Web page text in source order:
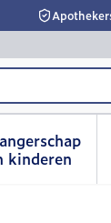
en
Dieet,
kinderen
Toon